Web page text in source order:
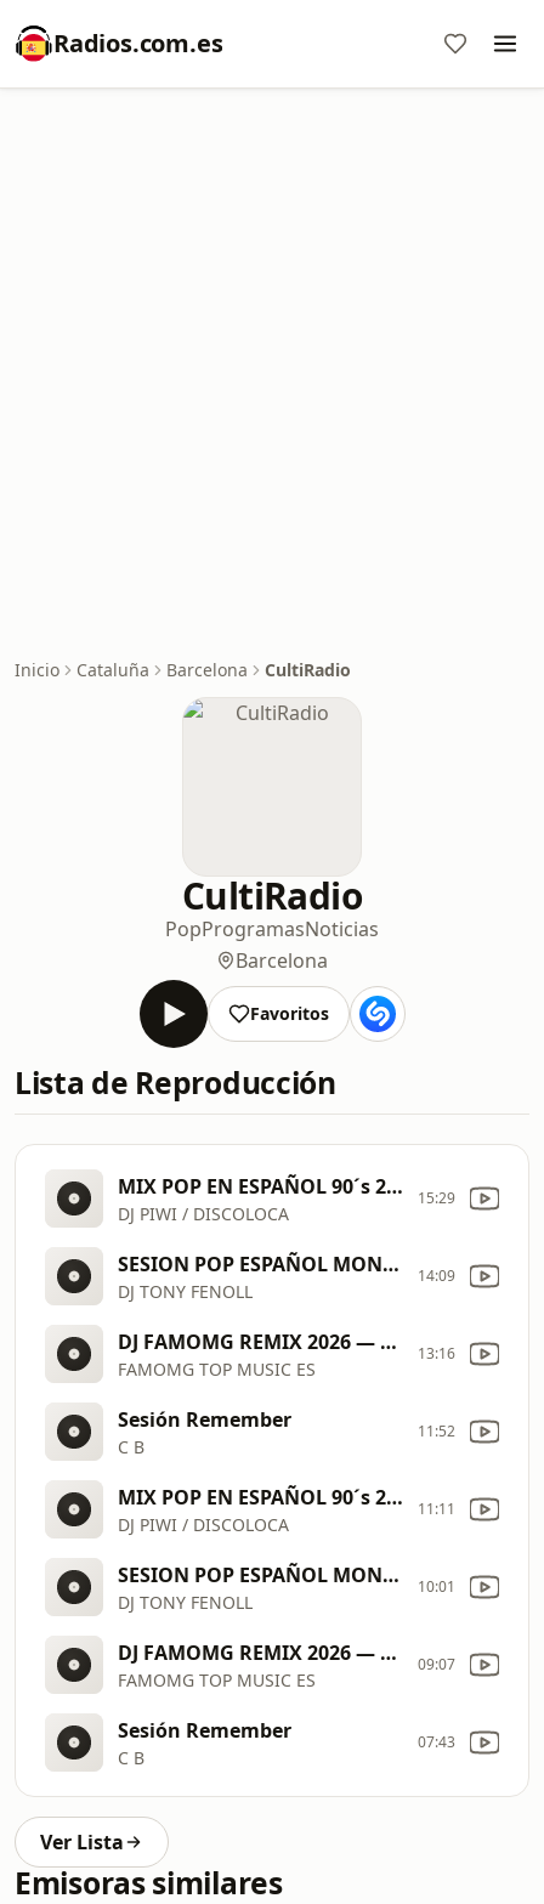
Radios.com.es
Inicio Cataluña Barcelona CultiRadio
CultiRadio
PopProgramasNoticias
Barcelona
Favoritos
Lista de Reproducción
MIX POP EN ESPAÑOL 90´s 2000´s ( DJ PIWI / DISCOLOCA )
DJ PIWI / DISCOLOCA
15:29
SESION POP ESPAÑOL MONSTER TONY FENOLL DJ
DJ TONY FENOLL
14:09
DJ FAMOMG REMIX 2026 — Remixes y Mashups de Canciones Populares | Club / Disco / EDM DJ Mix #3
FAMOMG TOP MUSIC ES
13:16
Sesión Remember
C B
11:52
MIX POP EN ESPAÑOL 90´s 2000´s ( DJ PIWI / DISCOLOCA )
DJ PIWI / DISCOLOCA
11:11
SESION POP ESPAÑOL MONSTER TONY FENOLL DJ
DJ TONY FENOLL
10:01
DJ FAMOMG REMIX 2026 — Remixes y Mashups de Canciones Populares | Club / Disco / EDM DJ Mix #3
FAMOMG TOP MUSIC ES
09:07
Sesión Remember
C B
07:43
Ver Lista
Emisoras similares